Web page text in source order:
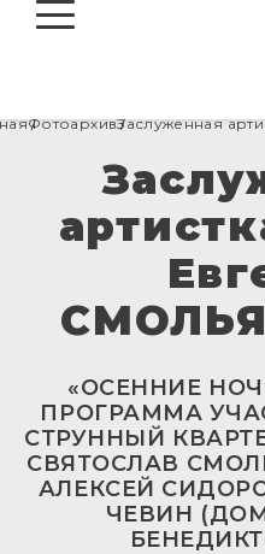
Про
Про Эльдара
Руководство
АФИША
Театр в кино
БИЛЕТЫ
Оплата
Пушкинская карта
Возврат билетов
КОНТАКТЫ
ФотоархивЗаслуженная
«ОСЕННИЕ
ПРОГРАММА
СТРУННЫЙ
СВЯТОСЛАВ
АЛЕКСЕЙ
ЧЕВИН